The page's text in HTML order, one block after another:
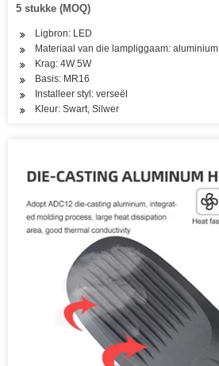
5 stukke (MOQ)
Ligbron: LED
Materiaal van die lampliggaam: aluminium
Krag: 4W 5W
Basis: MR16
Installeer styl: verseël
Kleur: Swart, Silwer